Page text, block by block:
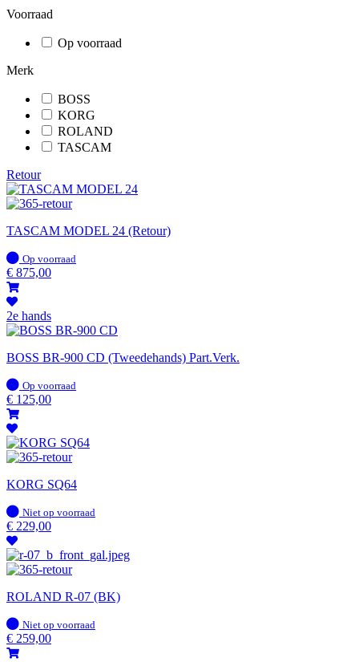
Voorraad
Op voorraad
Merk
BOSS
KORG
ROLAND
TASCAM
Retour
TASCAM MODEL 24 (Retour)
Op
voorraad
Op voorraad
€ 875,00
2e hands
BOSS BR-900 CD (Tweedehands) Part.Verk.
Op
voorraad
Op voorraad
€ 125,00
KORG SQ64
Op
voorraad
Niet op voorraad
€ 229,00
ROLAND R-07 (BK)
Op
voorraad
Niet op voorraad
€ 259,00